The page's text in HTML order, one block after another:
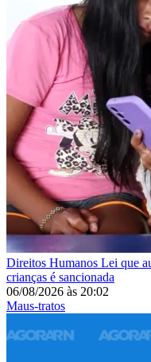
Direitos Humanos Lei que
crianças é sancionada
06/08/2026 às 20:02
Maus-tratos